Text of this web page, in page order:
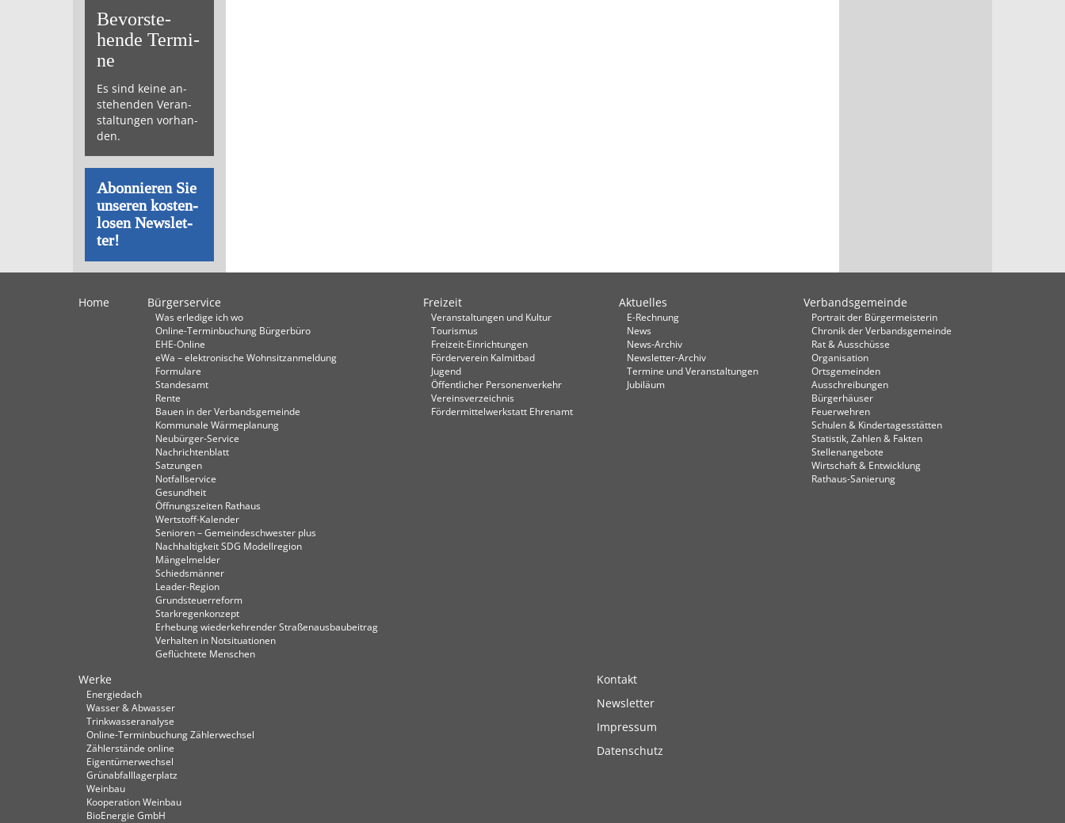
Bevor­ste­
hende Ter­mi­
ne
Es sind keine an­
ste­hen­den Ver­an­
stal­tun­gen vor­han­
den.
Abon­nie­ren Sie
un­se­ren kos­ten­
lo­sen News­let­
ter!
Home Bürgerservice
Was erledige ich wo
Online-Terminbuchung Bürgerbüro
EHE-Online
eWa – elektronische Wohnsitzanmeldung
Formulare
Standesamt
Rente
Bauen in der Verbandsgemeinde
Kommunale Wärmeplanung
Neubürger-Service
Nachrichtenblatt
Satzungen
Notfallservice
Gesundheit
Öffnungszeiten Rathaus
Wertstoff-Kalender
Senioren – Gemeindeschwester plus
Nachhaltigkeit SDG Modellregion
Mängelmelder
Schiedsmänner
Leader-Region
Grundsteuerreform
Starkregenkonzept
Erhebung wiederkehrender Straßenausbaubeitrag
Verhalten in Not­situationen
Geflüchtete Menschen
Freizeit
Veranstaltungen und Kultur
Tourismus
Freizeit-Einrichtungen
Förderverein Kalmitbad
Jugend
Öffentlicher Personenverkehr
Vereinsverzeichnis
Fördermittelwerkstatt Ehrenamt
Aktuelles
E-Rechnung
News
News-Archiv
Newsletter-Archiv
Termine und Veranstaltungen
Jubiläum
Verbandsgemeinde
Portrait der Bürgermeisterin
Chronik der Verbandsgemeinde
Rat & Ausschüsse
Organisation
Ortsgemeinden
Ausschreibungen
Bürgerhäuser
Feuerwehren
Schulen & Kindertagesstätten
Statistik, Zahlen & Fakten
Stellenangebote
Wirtschaft & Entwicklung
Rathaus-Sanierung
Werke
Energiedach
Wasser & Abwasser
Trinkwasseranalyse
Online-Terminbuchung Zählerwechsel
Zählerstände online
Eigentümerwechsel
Grünabfalllagerplatz
Weinbau
Kooperation Weinbau
BioEnergie GmbH
Kontakt
Newsletter
Impressum
Datenschutz